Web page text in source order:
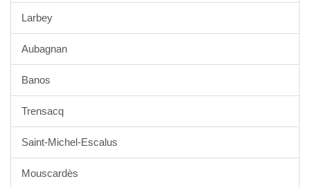
Larbey
Aubagnan
Banos
Trensacq
Saint-Michel-Escalus
Mouscardès